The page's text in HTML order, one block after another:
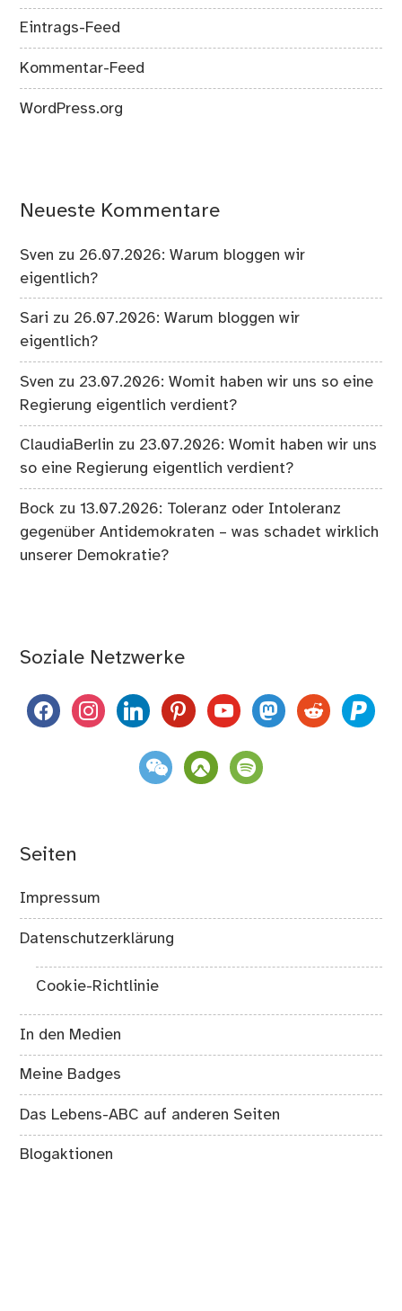
Eintrags-Feed
Kommentar-Feed
WordPress.org
Neueste Kommentare
Sven zu 26.07.2026: Warum bloggen wir
eigentlich?
Sari zu 26.07.2026: Warum bloggen wir
eigentlich?
Sven zu 23.07.2026: Womit haben wir uns so eine
Regierung eigentlich verdient?
ClaudiaBerlin zu 23.07.2026: Womit haben wir uns
so eine Regierung eigentlich verdient?
Bock zu13.07.2026: Toleranz oder Intoleranz
gegenüber Antidemokraten – was schadet wirklich
unserer Demokratie?
Soziale Netzwerke
facebookinstagramlinkedinpinterestyoutubemastodon
reddit paypal
weixin komootspotify
Seiten
Impressum
Datenschutzerklärung
Cookie-Richtlinie
In den Medien
Meine Badges
Das Lebens-ABC auf anderen Seiten
Blogaktionen